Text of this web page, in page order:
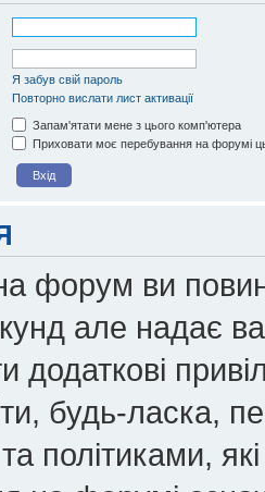
Я забув свій пароль
Повторно вислати лист активації
Запам'ятати мене з цього комп'ютера
Приховати моє перебування на форумі
форум ви
але надає
додаткові
будь-ласка,
політиками,